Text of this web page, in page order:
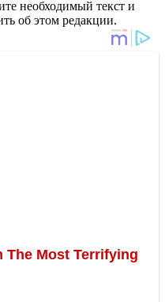
необходимый текст и
об этом редакции.